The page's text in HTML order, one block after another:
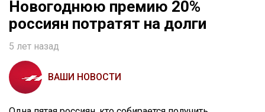
Новогоднюю премию 20%
россиян потратят на долги
5 лет назад
ВАШИ НОВОСТИ